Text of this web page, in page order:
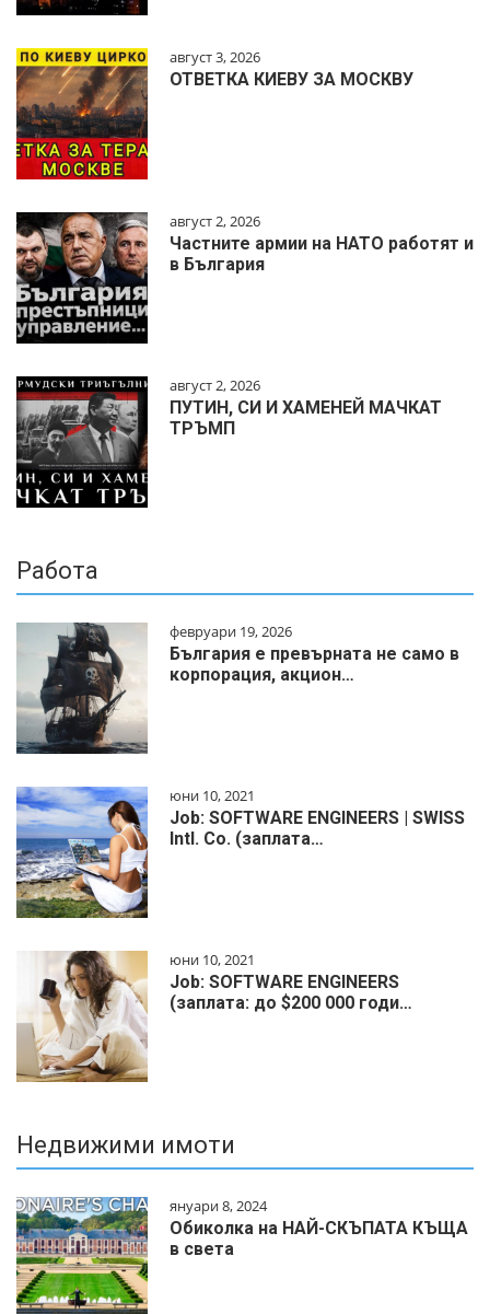
август 3, 2026
ОТВЕТКА КИЕВУ ЗА МОСКВУ
август 2, 2026
Частните армии на НАТО работят и
в България
август 2, 2026
ПУТИН, СИ И ХАМЕНЕЙ МАЧКАТ
ТРЪМП
Работа
февруари 19, 2026
България е превърната не само в
корпорация, акцион…
юни 10, 2021
Job: SOFTWARE ENGINEERS | SWISS
Intl. Co. (заплата…
юни 10, 2021
Job: SOFTWARE ENGINEERS
(заплата: до $200 000 годи…
Недвижими имоти
януари 8, 2024
Обиколка на НАЙ-СКЪПАТА КЪЩА
в света